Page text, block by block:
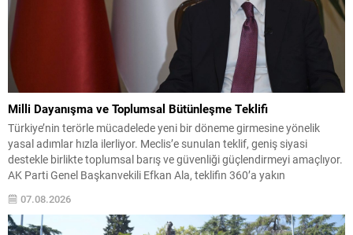
Milli Dayanışma ve Toplumsal Bütünleşme Teklifi
Türkiye’nin terörle mücadelede yeni bir döneme girmesine yönelik
yasal adımlar hızla ilerliyor. Meclis’e sunulan teklif, geniş siyasi
destekle birlikte toplumsal barış ve güvenliği güçlendirmeyi amaçlıyor.
AK Parti Genel Başkanvekili Efkan Ala, teklifin 360’a yakın
siyasi hem de toplumsal düzeyde önemli bir destek bulunduğunu...
07.08.2026